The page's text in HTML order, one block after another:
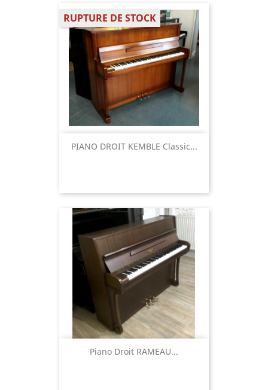
PIANO DROIT KEMBLE Classic...
RUPTURE DE STOCK
Piano Droit RAMEAU...